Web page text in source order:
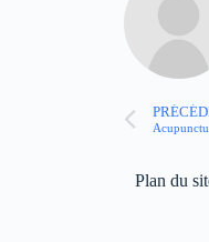
Plan du